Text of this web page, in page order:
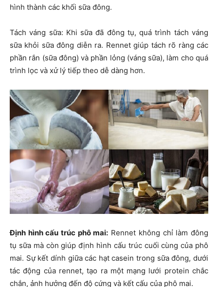
hình thành các khối sữa đông.
Tách váng sữa: Khi sữa đã đông tụ, quá trình tách váng
sữa khỏi sữa đông diễn ra. Rennet giúp tách rõ ràng các
phần rắn (sữa đông) và phần lỏng (váng sữa), làm cho quá
trình lọc và xử lý tiếp theo dễ dàng hơn.
Định hình cấu trúc phô mai: Rennet không chỉ làm đông
tụ sữa mà còn giúp định hình cấu trúc cuối cùng của phô
mai. Sự kết dính giữa các hạt casein trong sữa đông, dưới
tác động của rennet, tạo ra một mạng lưới protein chắc
chắn, ảnh hưởng đến độ cứng và kết cấu của phô mai.